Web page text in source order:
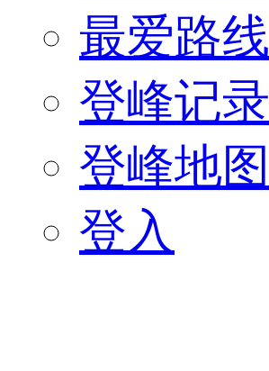
最爱路线
登峰记录
登峰地图
登入